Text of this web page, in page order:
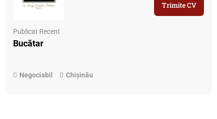
Publicat Recent
Bucătar
Negociabil Chișinău
Trimite CV